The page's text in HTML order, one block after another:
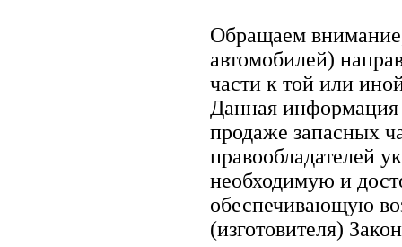
Обращаем
автомобилей)
части к той или
Данная информация
продаже запасных
правообладателей
необходимую и
обеспечивающую
(изготовителя)